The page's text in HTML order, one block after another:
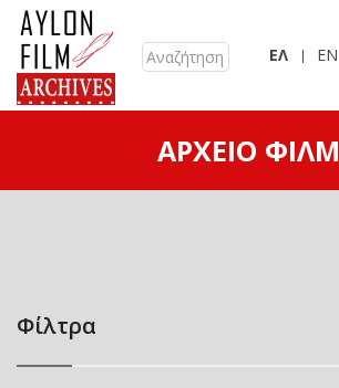
ΕΛ EN
ΑΡΧΕΊΟ ΦΙΛΜ
Φίλτρα